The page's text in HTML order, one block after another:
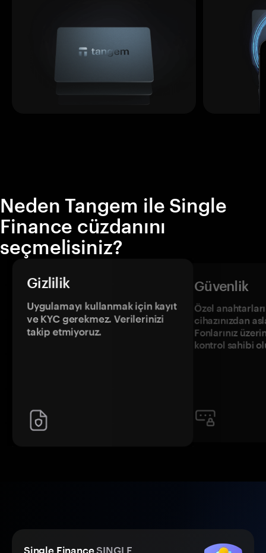
Neden Tangem ile Single
Finance cüzdanını
seçmelisiniz?
Gizlilik
Uygulamayı kullanmak için kayıt
ve KYC gerekmez. Verilerinizi
takip etmiyoruz.
Güvenlik
Özel
cihazınızdan
Fonlarınız
kontrol sahibi
Single FinanceSINGLE